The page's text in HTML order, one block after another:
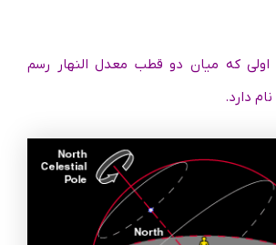
که میان دو قطب معدل النهار رسم
دارد.